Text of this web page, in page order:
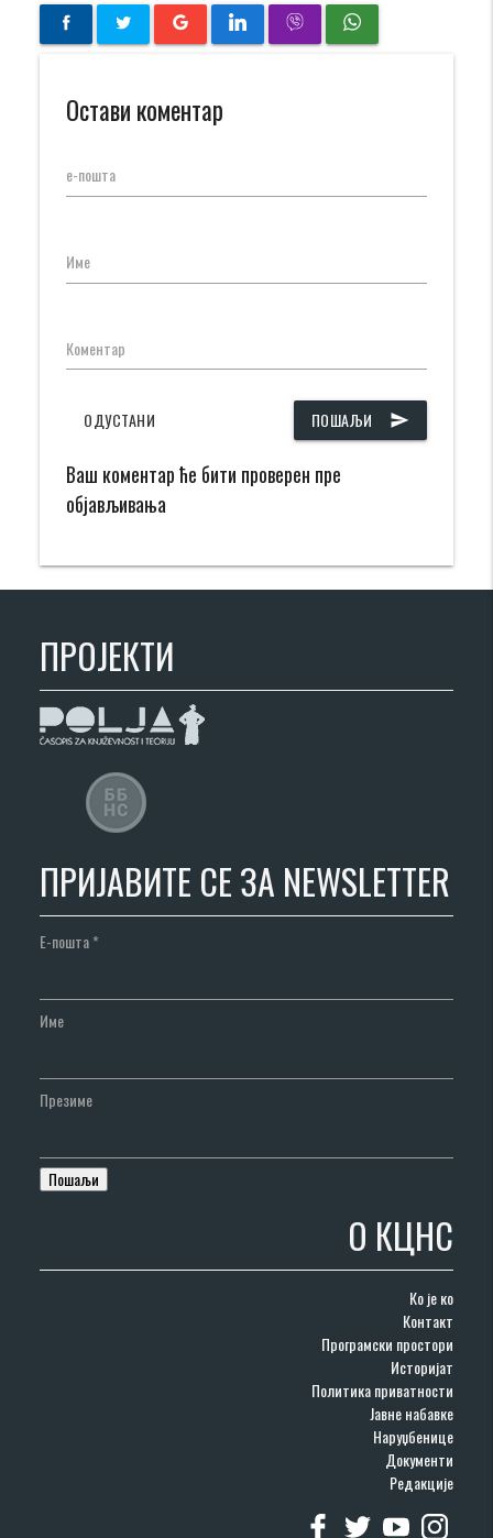
Остави коментар
е-пошта
Име
Коментар
ПОШАЉИ send
ОДУСТАНИ
Ваш коментар ће бити проверен пре
објављивања
ПРОЈЕКТИ
ПРИЈАВИТЕ СЕ ЗА NEWSLETTER
Е-пошта*
Име
Презиме
О КЦНС
Ко је ко
Контакт
Програмски простори
Историјат
Политика приватности
Јавне набавке
Наруџбенице
Документи
Редакције